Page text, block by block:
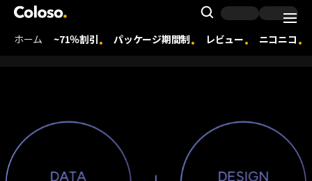
Coloso. | コロソ.
Search
Coloso Menu
ホーム ~71％割引 パッケージ期間制 レビュー ニコニコ